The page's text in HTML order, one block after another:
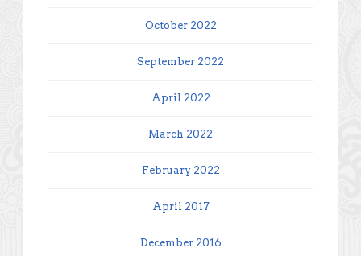
October 2022
September 2022
April 2022
March 2022
February 2022
April 2017
December 2016